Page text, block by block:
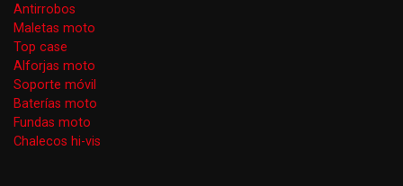
Antirrobos
Maletas moto
Top case
Alforjas moto
Soporte móvil
Baterías moto
Fundas moto
Chalecos hi-vis